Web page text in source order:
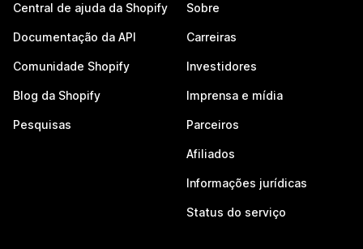
Central de ajuda da Shopify
Documentação da API
Comunidade Shopify
Blog da Shopify
Pesquisas
Sobre
Carreiras
Investidores
Imprensa e mídia
Parceiros
Afiliados
Informações jurídicas
Status do serviço